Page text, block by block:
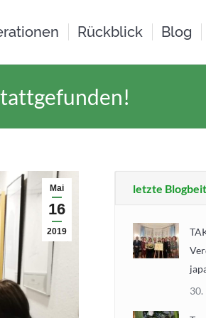
Rückblick Blog
Mai
16
2019
letzte
30.